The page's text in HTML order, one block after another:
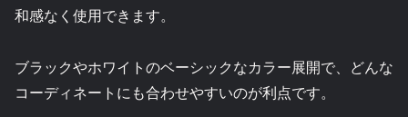
和感なく使用できます。
ブラックやホワイトのベーシックなカラー展開で、どんな
コーディネートにも合わせやすいのが利点です。